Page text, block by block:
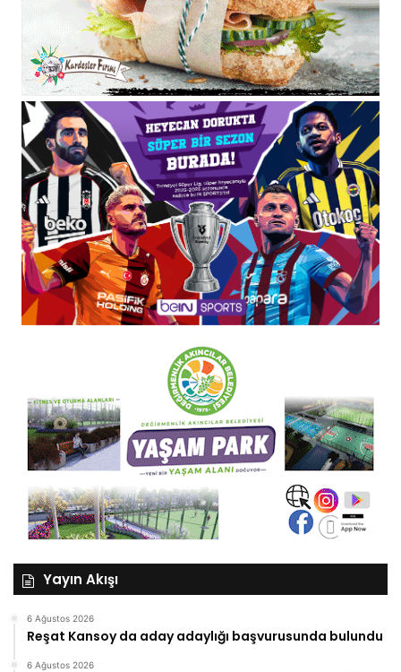
Yayın Akışı
6 Ağustos 2026
Reşat Kansoy da aday adaylığı başvurusunda bulundu
6 Ağustos 2026